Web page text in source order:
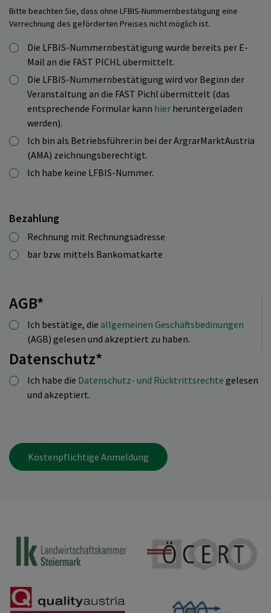
Bitte beachten Sie, dass ohne LFBIS-Nummernbestätigung eine
Verrechnung des geförderten Preises nicht möglich ist.
Die LFBIS-Nummernbestätigung wurde bereits per E-
Mail an die FAST PICHL übermittelt.
Die LFBIS-Nummernbestätigung wird vor Beginn der
Veranstaltung an die FAST Pichl übermittelt (das
entsprechende Formular kann hier heruntergeladen
werden).
Ich bin als Betriebsführer:in bei der ArgrarMarktAustria
(AMA) zeichnungsberechtigt.
Ich habe keine LFBIS-Nummer.
Bezahlung
Rechnung mit Rechnungsadresse
bar bzw. mittels Bankomatkarte
AGB*
Ich bestätige, die allgemeinen Geschäftsbedinungen
(AGB) gelesen und akzeptiert zu haben.
Datenschutz*
Ich habe die Datenschutz- und Rücktrittsrechte gelesen
und akzeptiert.